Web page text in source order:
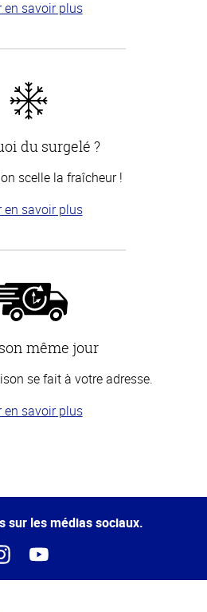
en savoir plus
du surgelé ?
scelle la fraîcheur !
en savoir plus
même jour
se fait à votre adresse.
en savoir plus
sur les médias sociaux.